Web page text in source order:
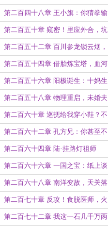
丹倭寇
第二百四十八章 王小旗：你猜拳输
了的样子好有气概，我愿赌服输
第二百五十章 窥密！里应外合，坑
杀总督！
第二百五十二章 百川参龙锁云烟，
柳黛蛾眉杀气横！
第二百五十四章 借胎炼宝塔，血河
浮屠舰
第二百五十六章 阳极诞生：十妈生
一胎，早产的血浮屠
第二百五十八章 物理重启，未婚夫
妻
第二百六十章 巡抚给我穿小鞋？不
存在的！
第二百六十二章 孔方兄：你甚至不
愿意称呼我一声兄长
第二百六十四章 陆·挂路灯祖师
爷：我悟了！
第二百六十六章 一国之宝：纸上谈
兵，纸外杀人！
第二百六十八章 南洋变故，天关落
锁！
第二百七十章 反攻！食脱医师，火
舟坟口
第二百七十二章 我这一石几千万两